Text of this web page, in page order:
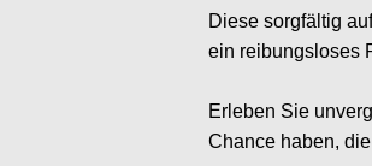
Diese sorgfältig
ein reibungsloses
Erleben Sie
Chance haben,